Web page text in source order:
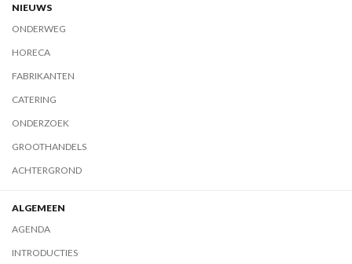
NIEUWS
ONDERWEG
HORECA
FABRIKANTEN
CATERING
ONDERZOEK
GROOTHANDELS
ACHTERGROND
ALGEMEEN
AGENDA
INTRODUCTIES